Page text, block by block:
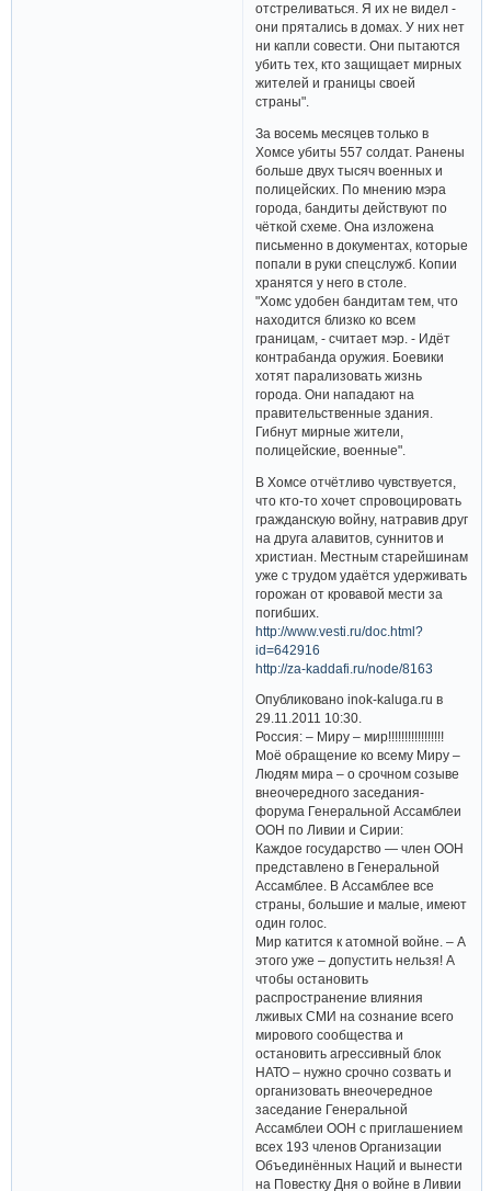
отстреливаться. Я их не видел -
они прятались в домах. У них нет
ни капли совести. Они пытаются
убить тех, кто защищает мирных
жителей и границы своей
страны".
За восемь месяцев только в
Хомсе убиты 557 солдат. Ранены
больше двух тысяч военных и
полицейских. По мнению мэра
города, бандиты действуют по
чёткой схеме. Она изложена
письменно в документах, которые
попали в руки спецслужб. Копии
хранятся у него в столе.
"Хомс удобен бандитам тем, что
находится близко ко всем
границам, - считает мэр. - Идёт
контрабанда оружия. Боевики
хотят парализовать жизнь
города. Они нападают на
правительственные здания.
Гибнут мирные жители,
полицейские, военные".
В Хомсе отчётливо чувствуется,
что кто-то хочет спровоцировать
гражданскую войну, натравив друг
на друга алавитов, суннитов и
христиан. Местным старейшинам
уже с трудом удаётся удерживать
горожан от кровавой мести за
погибших.
http://www.vesti.ru/doc.html?
id=642916
http://za-kaddafi.ru/node/8163
Опубликовано inok-kaluga.ru в
29.11.2011 10:30.
Россия: – Миру – мир!!!!!!!!!!!!!!!!!
Моё обращение ко всему Миру –
Людям мира – о срочном созыве
внеочередного заседания-
форума Генеральной Ассамблеи
ООН по Ливии и Сирии:
Каждое государство — член ООН
представлено в Генеральной
Ассамблее. В Ассамблее все
страны, большие и малые, имеют
один голос.
Мир катится к атомной войне. – А
этого уже – допустить нельзя! А
чтобы остановить
распространение влияния
лживых СМИ на сознание всего
мирового сообщества и
остановить агрессивный блок
НАТО – нужно срочно созвать и
организовать внеочередное
заседание Генеральной
Ассамблеи ООН с приглашением
всех 193 членов Организации
Объединённых Наций и вынести
на Повестку Дня о войне в Ливии